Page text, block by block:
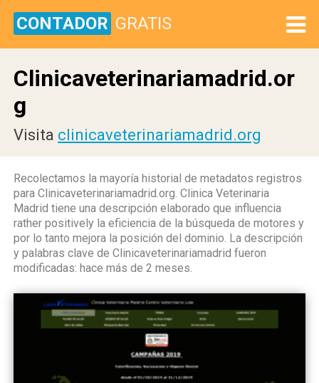
CONTADOR GRATIS
Clinicaveterinariamadrid.or
g
Visita clinicaveterinariamadrid.org
Recolectamos la mayoría historial de metadatos registros
para Clinicaveterinariamadrid.org. Clinica Veterinaria
Madrid tiene una descripción elaborado que influencia
rather positively la eficiencia de la búsqueda de motores y
por lo tanto mejora la posición del dominio. La descripción
y palabras clave de Clinicaveterinariamadrid fueron
modificadas: hace más de 2 meses.